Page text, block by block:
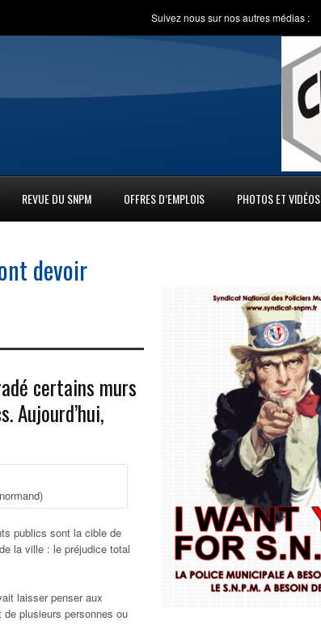
Suivez nous sur nos autres médias :
REVUE DU SNPM OFFRES D’EMPLOIS PHOTOS ET VIDÉOS
devoir
certains murs
Aujourd’hui,
publics sont la cible de
la ville : le préjudice total
laisser penser aux
de plusieurs personnes ou